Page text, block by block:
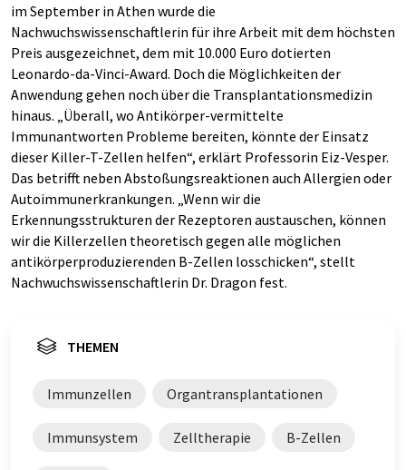
im September in Athen wurde die
Nachwuchswissenschaftlerin für ihre Arbeit mit dem höchsten
Preis ausgezeichnet, dem mit 10.000 Euro dotierten
Leonardo-da-Vinci-Award. Doch die Möglichkeiten der
Anwendung gehen noch über die Transplantationsmedizin
hinaus. „Überall, wo Antikörper-vermittelte
Immunantworten Probleme bereiten, könnte der Einsatz
dieser Killer-T-Zellen helfen“, erklärt Professorin Eiz-Vesper.
Das betrifft neben Abstoßungsreaktionen auch Allergien oder
Autoimmunerkrankungen. „Wenn wir die
Erkennungsstrukturen der Rezeptoren austauschen, können
wir die Killerzellen theoretisch gegen alle möglichen
antikörperproduzierenden B-Zellen losschicken“, stellt
Nachwuchswissenschaftlerin Dr. Dragon fest.
THEMEN
Immunzellen Organtransplantationen
Immunsystem Zelltherapie B-Zellen